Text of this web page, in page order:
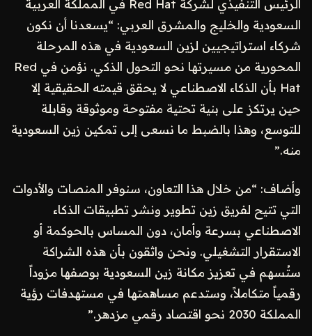
الرئيس التنفيذي لشركة Red Hat في المملكة العربية
السعودية والخليج والمشرق العربي: “يسعدنا أن نكون
شركاء استراتيجيين لزين السعودية في هذه المرحلة
المحورية من مسيرتها نحو التحول الذكي. نؤمن في Red
Hat بأن الذكاء الاصطناعي لا يحقق قيمته الحقيقية إلا
حين يرتكز على بنية تحتية مفتوحة وموثوقة وقابلة
للتوسع، وهذا بالضبط ما نسعى إلى تمكين زين السعودية
منه.”
وأضاف: “من خلال هذا التعاون، سنوفر المنصات والأدوات
التي تتيح لفريق زين تطوير ونشر تطبيقات الذكاء
الاصطناعي بسرعة وأمان، دون المساس بالحوكمة أو
الاستقرار التشغيلي. ونحن واثقون بأن هذه الشراكة
ستُسهم في تعزيز مكانة زين السعودية بوصفها مزوداً
رقمياً متكاملاً، وستدعم مساهمتها في مستهدفات رؤية
المملكة 2030 نحو اقتصاد رقمي مزدهر.”